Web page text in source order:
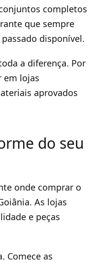
completos
que sempre
disponível.
a diferença. Por
em lojas
aprovados
do seu
onde comprar o
As lojas
e peças
Comece as